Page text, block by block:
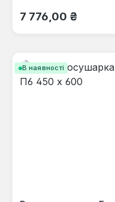
Звичайна ціна:
7 776,00 ₴
В наявності